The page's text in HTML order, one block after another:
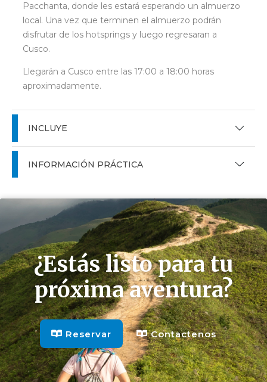
Pacchanta, donde les estará esperando un almuerzo
local. Una vez que terminen el almuerzo podrán
disfrutar de los hotsprings y luego regresaran a
Cusco.
Llegarán a Cusco entre las 17:00 a 18:00 horas
aproximadamente.
INCLUYE
INFORMACIÓN PRÁCTICA
Reservar Contactenos
¿Estás listo para tu
próxima aventura?
Reservar Contactenos